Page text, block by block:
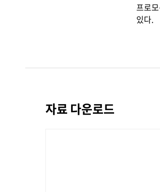
프로
있다.
자료 다운로드